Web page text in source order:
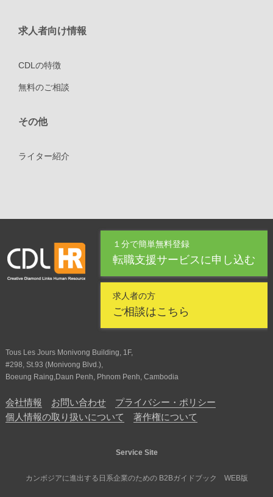
求人者向け情報
CDLの特徴
無料のご相談
その他
ライター紹介
１分で簡単無料登録
転職支援サービスに申し込む
求人者の方
ご相談はこちら
Tous Les Jours Monivong Building, 1F,
#298, St.93 (Monivong Blvd.),
Boeung Raing,Daun Penh, Phnom Penh, Cambodia
会社情報 お問い合わせ
プライバシー・ポリシー
個人情報の取り扱いについて
著作権について
Service Site
カンボジアに進出する日系企業のための B2Bガイドブック WEB版